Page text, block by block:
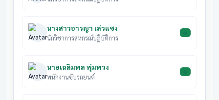
สหกรณ์ผู้ใช้น้ำสถานีสูบน้ำ
สหกรณ์เพื่อการเกษตรบ้าน
31
28 สิงหาคม
นางสาวอารญา เล่วแซง
นักวิชาการสหกรณ์ปฏิบัติการ
นายเฉลิมพล พุ่มพวง
พนักงานขับรถยนต์